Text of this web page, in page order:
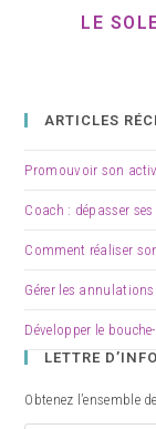
LE
ARTICLES
Promouvoir son
Coach : dépasser
Comment réaliser
Gérer les
Développer le
LETTRE
Obtenez l’ensemble